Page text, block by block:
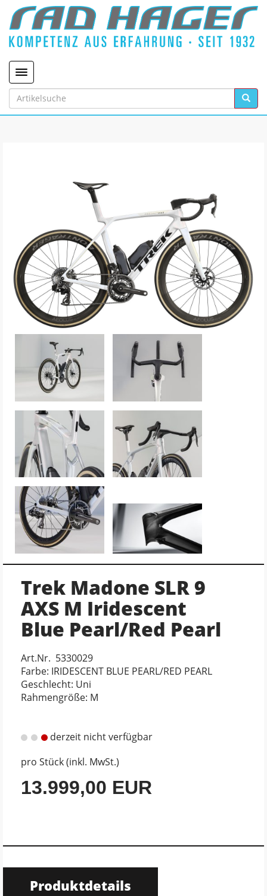
Toggle navigation
Trek Madone SLR 9
AXS M Iridescent
Blue Pearl/Red Pearl
Art.Nr. 5330029
Farbe: IRIDESCENT BLUE PEARL/RED PEARL
Geschlecht: Uni
Rahmengröße: M
derzeit nicht verfügbar
pro Stück (inkl. MwSt.)
13.999,00 EUR
Produktdetails